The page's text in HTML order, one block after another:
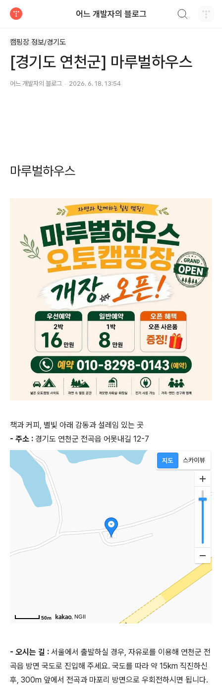
어느 개발자의 블로그
캠핑장 정보/경기도
[경기도 연천군] 마루벌하우스
어느 개발자의 블로그 2026. 6. 18. 13:54
마루벌하우스
책과 커피, 별빛 아래 감동과 설레임 있는 곳
- 주소 : 경기도 연천군 전곡읍 어못내길 12-7
50m , NGII
- 오시는 길 : 서울에서 출발하실 경우, 자유로를 이용해 연천군 전
곡읍 방면 국도로 진입해 주세요. 국도를 따라 약 15km 직진하신
후, 300m 앞에서 전곡과 마포리 방면으로 우회전하시면 됩니다.